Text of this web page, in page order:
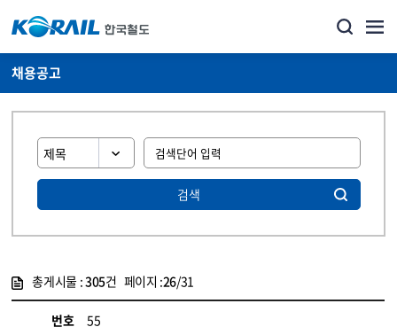
채용공고
검색
총게시물 :305건 페이지 :26/31
번호
55